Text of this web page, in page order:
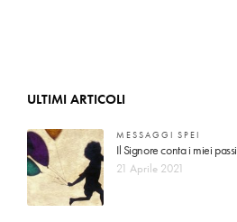
ULTIMI ARTICOLI
MESSAGGI SPEI
Il Signore conta i miei passi
21 Aprile 2021